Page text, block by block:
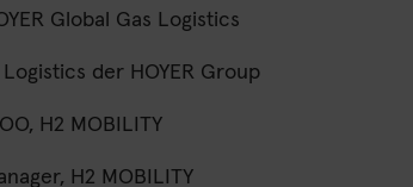
Global Gas Logistics
der HOYER Group
H2 MOBILITY
H2 MOBILITY